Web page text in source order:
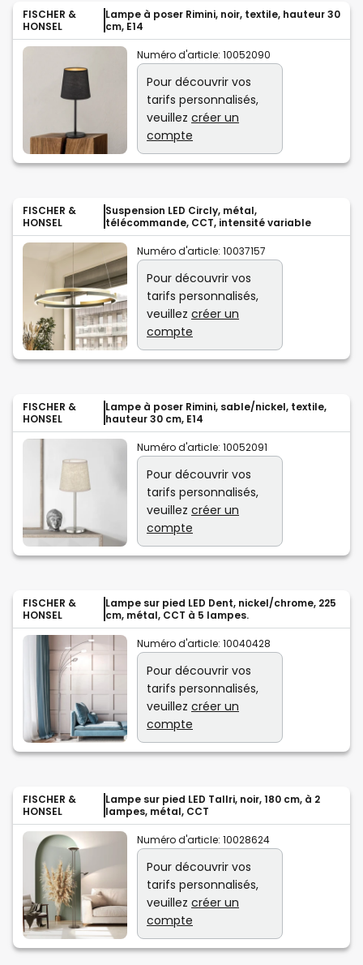
FISCHER &
HONSEL
Lampe à poser Rimini, noir, textile, hauteur 30
cm, E14
Numéro d'article: 10052090
Pour découvrir vos
tarifs personnalisés,
veuillez créer un
compte
FISCHER &
HONSEL
Suspension LED Circly, métal,
télécommande, CCT, intensité variable
Numéro d'article: 10037157
Pour découvrir vos
tarifs personnalisés,
veuillez créer un
compte
FISCHER &
HONSEL
Lampe à poser Rimini, sable/nickel, textile,
hauteur 30 cm, E14
Numéro d'article: 10052091
Pour découvrir vos
tarifs personnalisés,
veuillez créer un
compte
FISCHER &
HONSEL
Lampe sur pied LED Dent, nickel/chrome, 225
cm, métal, CCT à 5 lampes.
Numéro d'article: 10040428
Pour découvrir vos
tarifs personnalisés,
veuillez créer un
compte
FISCHER &
HONSEL
Lampe sur pied LED Tallri, noir, 180 cm, à 2
lampes, métal, CCT
Numéro d'article: 10028624
Pour découvrir vos
tarifs personnalisés,
veuillez créer un
compte